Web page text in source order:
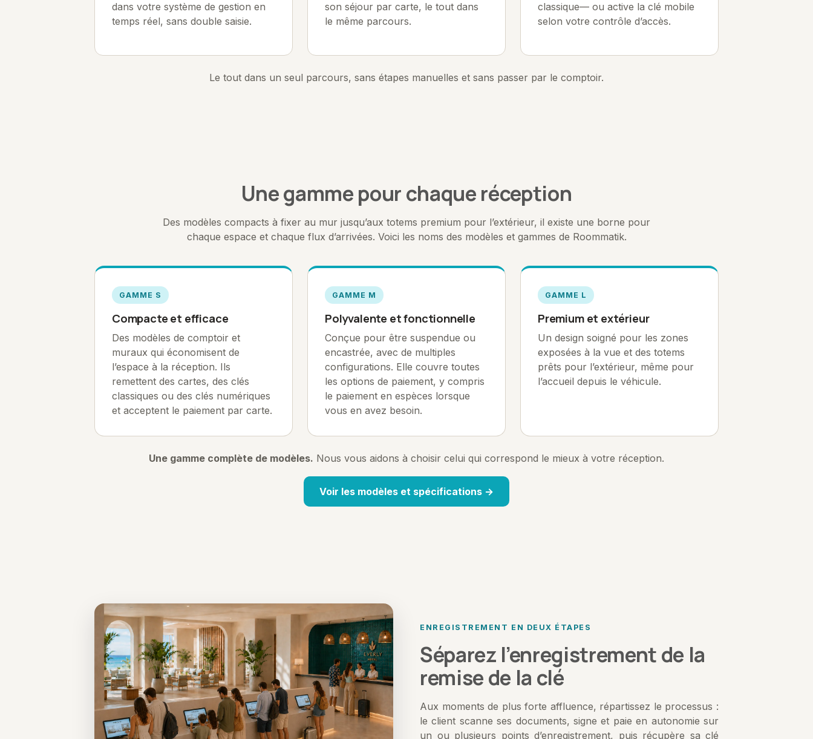
dans votre système de gestion en
temps réel, sans double saisie.
son séjour par carte, le tout dans
le même parcours.
classique— ou active la clé mobile
selon votre contrôle d’accès.
Le tout dans un seul parcours, sans étapes manuelles et sans passer par le comptoir.
Une gamme pour chaque réception
Des modèles compacts à fixer au mur jusqu’aux totems premium pour l’extérieur, il existe une borne pour
chaque espace et chaque flux d’arrivées. Voici les noms des modèles et gammes de Roommatik.
GAMME S
Compacte et efficace
Des modèles de comptoir et
muraux qui économisent de
l’espace à la réception. Ils
remettent des cartes, des clés
classiques ou des clés numériques
et acceptent le paiement par carte.
GAMME M
Polyvalente et fonctionnelle
Conçue pour être suspendue ou
encastrée, avec de multiples
configurations. Elle couvre toutes
les options de paiement, y compris
le paiement en espèces lorsque
vous en avez besoin.
GAMME L
Premium et extérieur
Un design soigné pour les zones
exposées à la vue et des totems
prêts pour l’extérieur, même pour
l’accueil depuis le véhicule.
Une gamme complète de modèles. Nous vous aidons à choisir celui qui correspond le mieux à votre réception.
Voir les modèles et spécifications →
ENREGISTREMENT EN DEUX ÉTAPES
Séparez l’enregistrement de la
remise de la clé
Aux moments de plus forte affluence, répartissez le processus :
le client scanne ses documents, signe et paie en autonomie sur
un ou plusieurs points d’enregistrement, puis récupère sa clé